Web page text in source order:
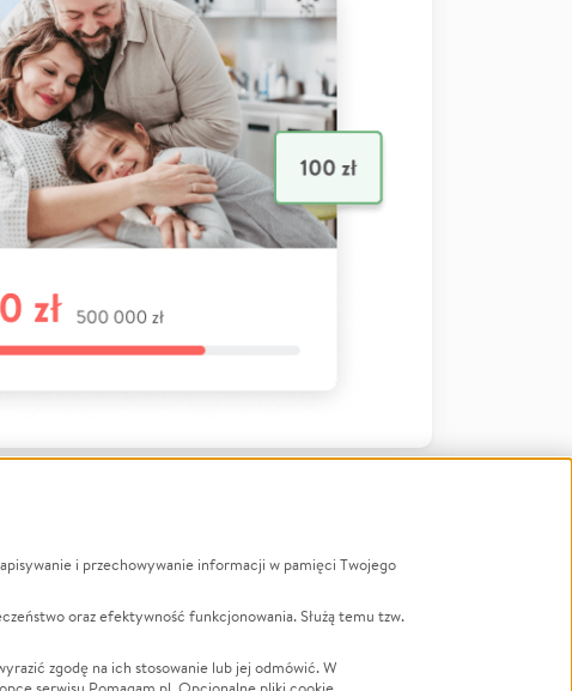
na
LGBTQ+
Powódź
i przechowywanie informacji w pamięci Twojego
oraz efektywność funkcjonowania. Służą temu tzw.
zgodę na ich stosowanie lub jej odmówić. W